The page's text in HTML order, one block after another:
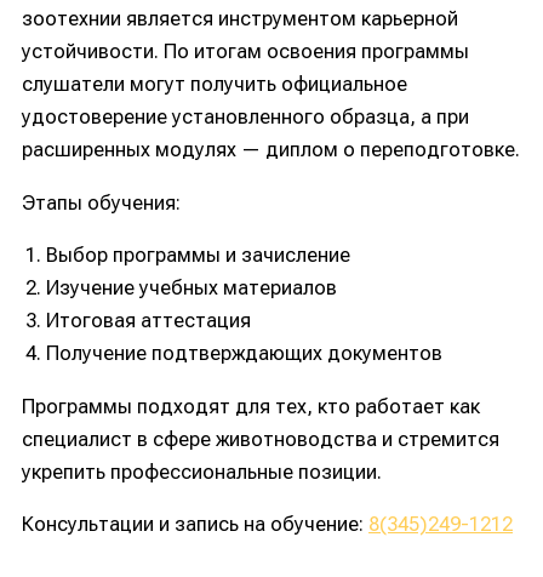
зоотехнии является инструментом карьерной
устойчивости. По итогам освоения программы
слушатели могут получить официальное
удостоверение установленного образца, а при
расширенных модулях — диплом о переподготовке.
Этапы обучения:
Выбор программы и зачисление
Изучение учебных материалов
Итоговая аттестация
Получение подтверждающих документов
Программы подходят для тех, кто работает как
специалист в сфере животноводства и стремится
укрепить профессиональные позиции.
Консультации и запись на обучение: 8(345)249-1212